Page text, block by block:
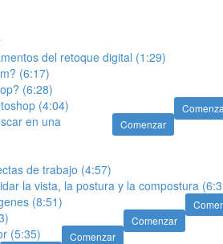
del retoque digital (1:29)
(6:17)
(6:28)
(4:04)
Comenzar
en una
de trabajo (4:57)
la vista, la postura y la compostura
(8:51)
Comenzar
Comenzar
(5:35)